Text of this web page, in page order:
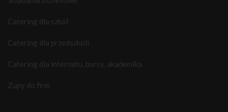
Catering dla szkół
Catering dla przedszkoli
Catering dla internatu, bursy, akademika
Zupy do firm